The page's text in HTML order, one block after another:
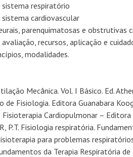
respiratório
cardiovascular
parenquimatosas e obstrutivas
recursos, aplicação e
modalidades.
Mecânica. Vol. I Básico. Ed.
de Fisiologia. Editora Guanabara
Fisioterapia Cardiopulmonar –
P.T. Fisiologia respiratória.
para problemas
da Terapia Respiratória